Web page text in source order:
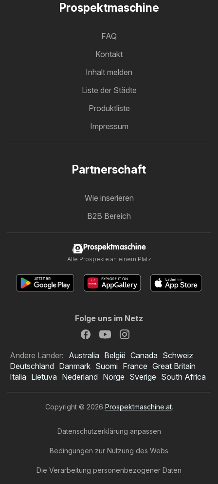
Norma Prospekt
Prospektmaschine
FAQ
Kontakt
Inhalt melden
Liste der Städte
Produktliste
Impressum
Partnerschaft
Wie inserieren
B2B Bereich
Prospektmaschine
Alle Prospekte an einem Platz
Folge uns im Netz
Andere Länder: Australia België Canada Schweiz
Deutschland Danmark Suomi France Great Britain
Italia Lietuva Nederland Norge Sverige South Africa
Copyright © 2026 Prospektmaschine.at.
Datenschutzerklärung anpassen
Bedingungen zur Nutzung des Webs
Die Verarbeitung personenbezogener Daten